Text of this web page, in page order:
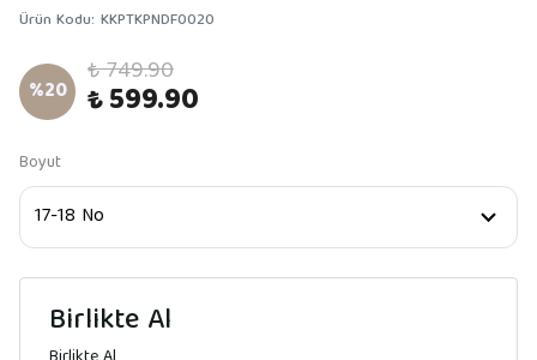
Ürün Kodu: KKPTKPNDF0020
%20 ₺ 749.90
₺ 599.90
Boyut
Birlikte Al